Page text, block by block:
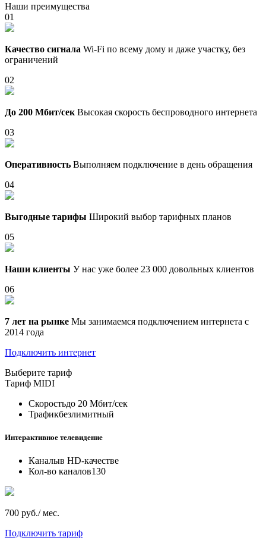
Наши преимущества
01
Качество сигнала Wi-Fi по всему дому и даже участку, без
ограничений
02
До 200 Мбит/сек Высокая скорость беспроводного интернета
03
Оперативность Выполняем подключение в день обращения
04
Выгодные тарифы Широкий выбор тарифных планов
05
Наши клиенты У нас уже более 23 000 довольных клиентов
06
7 лет на рынке Мы занимаемся подключением интернета с
2014 года
Подключить интернет
Выберите тариф
Тариф MIDI
Скоростьдо 20 Мбит/сек
Трафикбезлимитный
Интерактивное телевидение
Каналыв HD-качестве
Кол-во каналов130
700 руб./ мес.
Подключить тариф